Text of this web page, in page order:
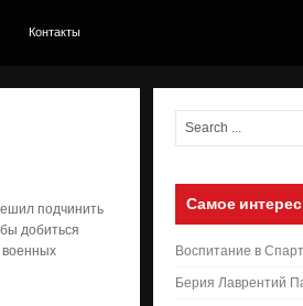
Контакты
подчинить
добиться
военных
Самое
Воспитание в
Берия Лаврентий